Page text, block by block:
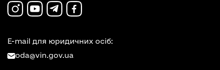
E-mail для юридичних осіб:
oda@vin.gov.ua